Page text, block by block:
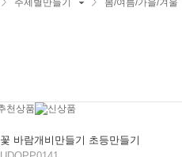
주제별만들기 봄/여름/가을/겨울
꽃 바람개비만들기 초등만들기